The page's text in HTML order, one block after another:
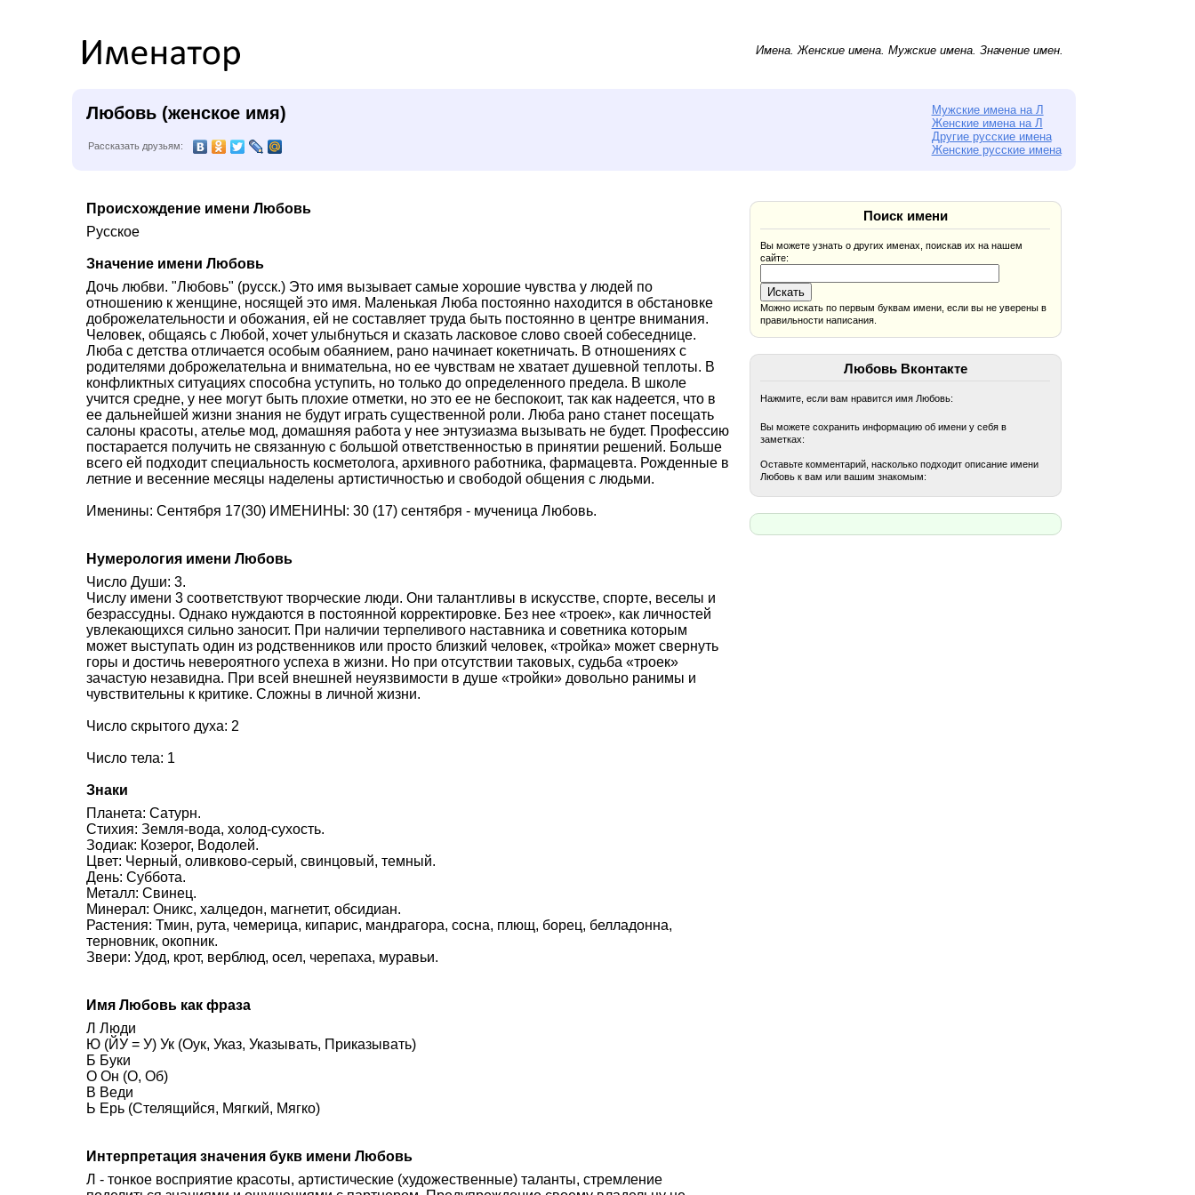
Имена.Женские имена.Мужские имена. Значение имен.
Любовь (женское имя)
Мужские имена на Л
Женские имена на Л
Другие русские имена
Женские русские имена
Рассказать друзьям:
Происхождение имени Любовь
Русское
Значение имени Любовь
Дочь любви. "Любовь" (русск.) Это имя вызывает самые хорошие чувства у людей по
отношению к женщине, носящей это имя. Маленькая Люба постоянно находится в обстановке
доброжелательности и обожания, ей не составляет труда быть постоянно в центре внимания.
Человек, общаясь с Любой, хочет улыбнуться и сказать ласковое слово своей собеседнице.
Люба с детства отличается особым обаянием, рано начинает кокетничать. В отношениях с
родителями доброжелательна и внимательна, но ее чувствам не хватает душевной теплоты. В
конфликтных ситуациях способна уступить, но только до определенного предела. В школе
учится средне, у нее могут быть плохие отметки, но это ее не беспокоит, так как надеется, что в
ее дальнейшей жизни знания не будут играть существенной роли. Люба рано станет посещать
салоны красоты, ателье мод, домашняя работа у нее энтузиазма вызывать не будет. Профессию
постарается получить не связанную с большой ответственностью в принятии решений. Больше
всего ей подходит специальность косметолога, архивного работника, фармацевта. Рожденные в
летние и весенние месяцы наделены артистичностью и свободой общения с людьми.
Именины: Сентября 17(30) ИМЕНИНЫ: 30 (17) сентября - мученица Любовь.
Нумерология имени Любовь
Число Души: 3.
Числу имени 3 соответствуют творческие люди. Они талантливы в искусстве, спорте, веселы и
безрассудны. Однако нуждаются в постоянной корректировке. Без нее «троек», как личностей
увлекающихся сильно заносит. При наличии терпеливого наставника и советника которым
может выступать один из родственников или просто близкий человек, «тройка» может свернуть
горы и достичь невероятного успеха в жизни. Но при отсутствии таковых, судьба «троек»
зачастую незавидна. При всей внешней неуязвимости в душе «тройки» довольно ранимы и
чувствительны к критике. Сложны в личной жизни.
Число скрытого духа: 2
Число тела: 1
Знаки
Планета: Сатурн.
Стихия: Земля-вода, холод-сухость.
Зодиак: Козерог, Водолей.
Цвет: Черный, оливково-серый, свинцовый, темный.
День: Суббота.
Металл: Свинец.
Минерал: Оникс, халцедон, магнетит, обсидиан.
Растения: Тмин, рута, чемерица, кипарис, мандрагора, сосна, плющ, борец, белладонна,
терновник, окопник.
Звери: Удод, крот, верблюд, осел, черепаха, муравьи.
Имя Любовь как фраза
Л Люди
Ю (ЙУ = У) Ук (Оук, Указ, Указывать, Приказывать)
Б Буки
О Он (О, Об)
В Веди
Ь Ерь (Стелящийся, Мягкий, Мягко)
Интерпретация значения букв имени Любовь
Л - тонкое восприятие красоты, артистические (художественные) таланты, стремление
Поиск имени
Вы можете узнать о других именах, поискав их на нашем
сайте:
Можно искать по первым буквам имени, если вы не уверены в
правильности написания.
Любовь Вконтакте
Нажмите, если вам нравится имя Любовь:
Вы можете сохранить информацию об имени у себя в
заметках:
Оставьте комментарий, насколько подходит описание имени
Любовь к вам или вашим знакомым: